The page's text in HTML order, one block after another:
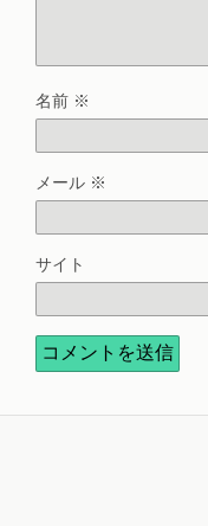
名前 ※
メール ※
サイト